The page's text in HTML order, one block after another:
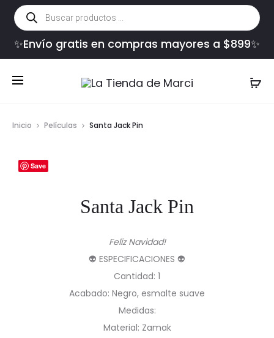
Búsqueda
de
productos
✨Envío gratis en compras mayores a $899✨
Inicio Películas Santa Jack Pin
Save
Santa Jack Pin
Feliz Navidad!
👽 ESPECIFICACIONES 👽
Cantidad: 1
Acabado: Negro, esmalte suave
Medidas:
Material: Zamak